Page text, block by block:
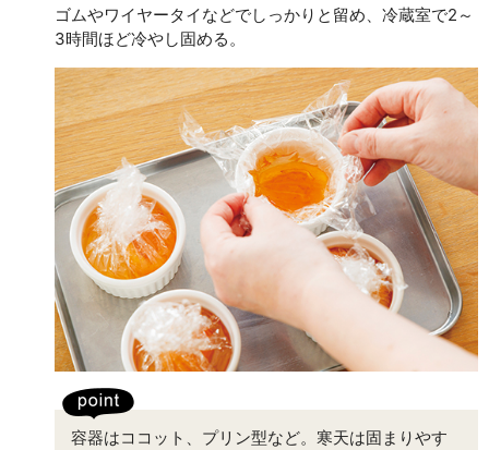
ゴムやワイヤータイなどでしっかりと留め、冷蔵室で2～
3時間ほど冷やし固める。
容器はココット、プリン型など。寒天は固まりやす